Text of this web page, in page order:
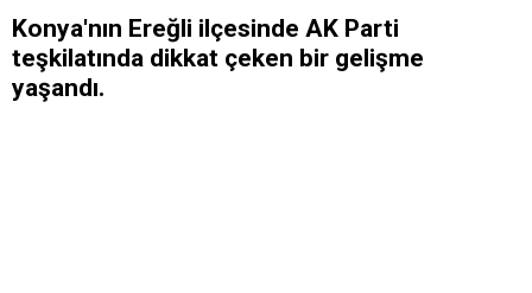
​Konya'nın Ereğli ilçesinde AK Parti
teşkilatında dikkat çeken bir gelişme
yaşandı.